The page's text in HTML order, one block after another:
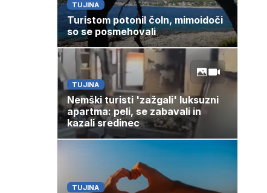
TUJINA
Turistom potonil čoln, mimoidoči
so se posmehovali
TUJINA
Nemški turisti 'zažgali' luksuzni
apartma: peli, se zabavali in
kazali sredinec
TUJINA